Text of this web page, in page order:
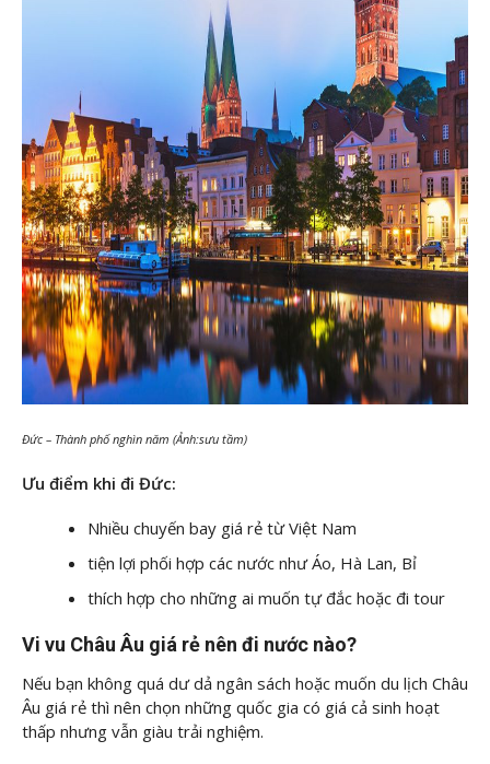
Đức – Thành phố nghìn năm (Ảnh:sưu tầm)
Ưu điểm khi đi Đức:
Nhiều chuyến bay giá rẻ từ Việt Nam
tiện lợi phối hợp các nước như Áo, Hà Lan, Bỉ
thích hợp cho những ai muốn tự đắc hoặc đi tour
Vi vu Châu Âu giá rẻ nên đi nước nào?
Nếu bạn không quá dư dả ngân sách hoặc muốn du lịch Châu
Âu giá rẻ thì nên chọn những quốc gia có giá cả sinh hoạt
thấp nhưng vẫn giàu trải nghiệm.